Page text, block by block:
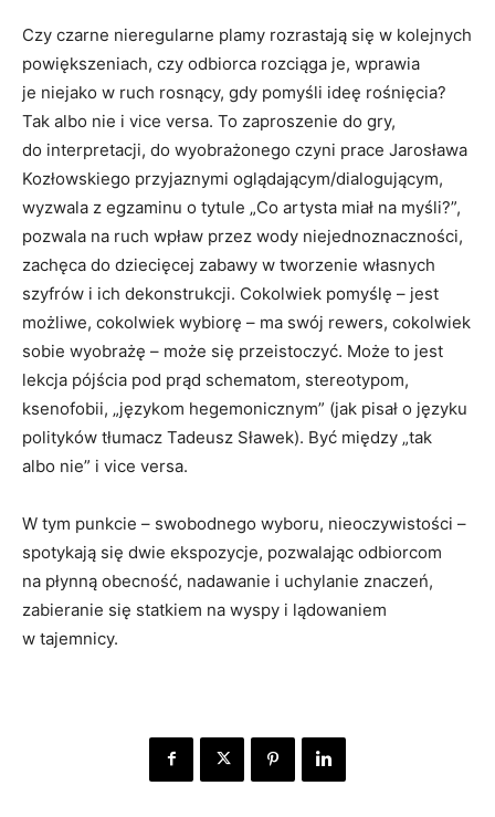
Czy czarne nieregularne plamy rozrastają się w kolejnych
powiększeniach, czy odbiorca rozciąga je, wprawia
je niejako w ruch rosnący, gdy pomyśli ideę rośnięcia?
Tak albo nie i vice versa. To zaproszenie do gry,
do interpretacji, do wyobrażonego czyni prace Jarosława
Kozłowskiego przyjaznymi oglądającym/dialogującym,
wyzwala z egzaminu o tytule „Co artysta miał na myśli?”,
pozwala na ruch wpław przez wody niejednoznaczności,
zachęca do dziecięcej zabawy w tworzenie własnych
szyfrów i ich dekonstrukcji. Cokolwiek pomyślę – jest
możliwe, cokolwiek wybiorę – ma swój rewers, cokolwiek
sobie wyobrażę – może się przeistoczyć. Może to jest
lekcja pójścia pod prąd schematom, stereotypom,
ksenofobii, „językom hegemonicznym” (jak pisał o języku
polityków tłumacz Tadeusz Sławek). Być między „tak
albo nie” i vice versa.
W tym punkcie – swobodnego wyboru, nieoczywistości –
spotykają się dwie ekspozycje, pozwalając odbiorcom
na płynną obecność, nadawanie i uchylanie znaczeń,
zabieranie się statkiem na wyspy i lądowaniem
w tajemnicy.